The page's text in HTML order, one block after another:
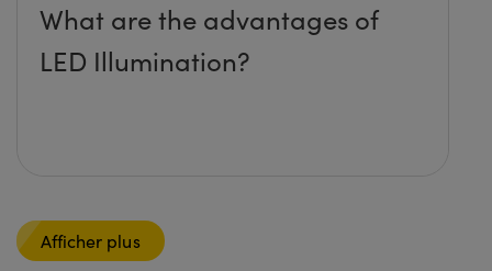
What are the advantages of
LED Illumination?
Afficher plus